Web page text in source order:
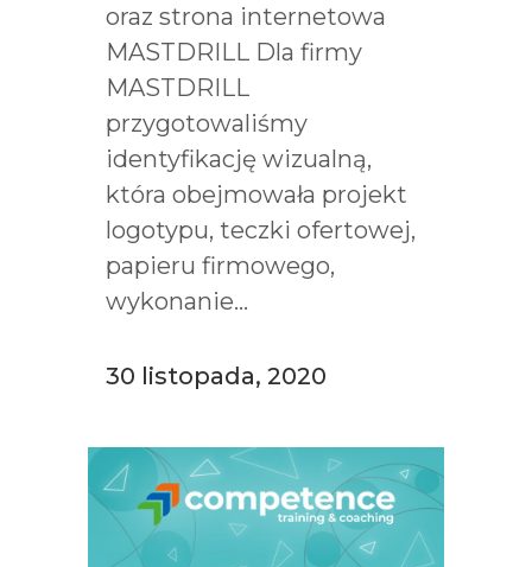
oraz strona internetowa
MASTDRILL Dla firmy
MASTDRILL
przygotowaliśmy
identyfikację wizualną,
która obejmowała projekt
logotypu, teczki ofertowej,
papieru firmowego,
wykonanie...
30 listopada, 2020